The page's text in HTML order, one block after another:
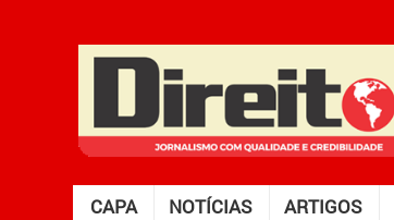
CAPA NOTÍCIAS ARTIGOS